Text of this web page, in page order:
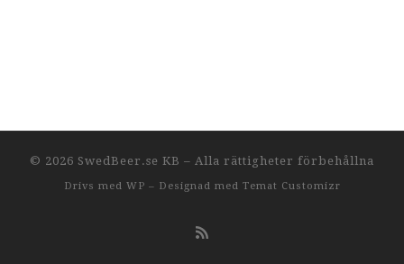
© 2026 SwedBeer.se KB – Alla rättigheter förbehållna
Drivs med WP – Designad med Temat Customizr